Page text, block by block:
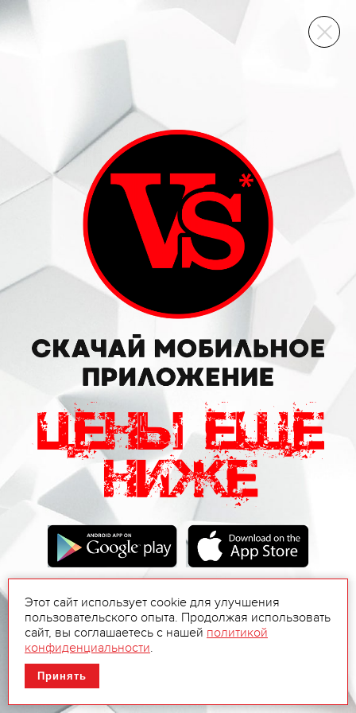
ВИННЫЙ СКЛАД
Этот сайт использует cookie для улучшения
пользовательского опыта. Продолжая использовать
сайт, вы соглашаетесь с нашей политикой
конфиденциальности.
Принять